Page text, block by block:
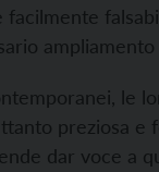
facilmente
ampliamento
le
preziosa e
dar voce a